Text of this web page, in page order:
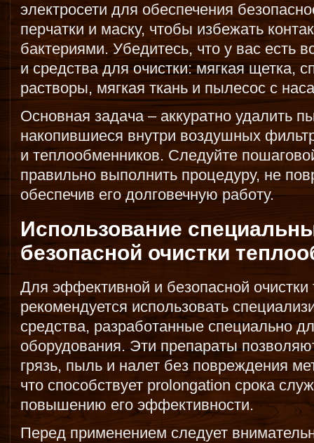
электросети для обеспечения
перчатки и маску, чтобы избежать
бактериями. Убедитесь, что у вас есть
и средства для очистки: мягкая щетка,
растворы, мягкая ткань и пылесос с
Основная задача – аккуратно удалить
накопившиеся внутри воздушных
и теплообменников. Следуйте
правильно выполнить процедуру, не
обеспечив его долговечную работу.
Использование
безопасной очистки
Для эффективной и безопасной
рекомендуется использовать
средства, разработанные специально
оборудования. Эти препараты
грязь, пыль и налет без повреждения
что способствует prolongation срока
повышению его эффективности.
Перед применением следует